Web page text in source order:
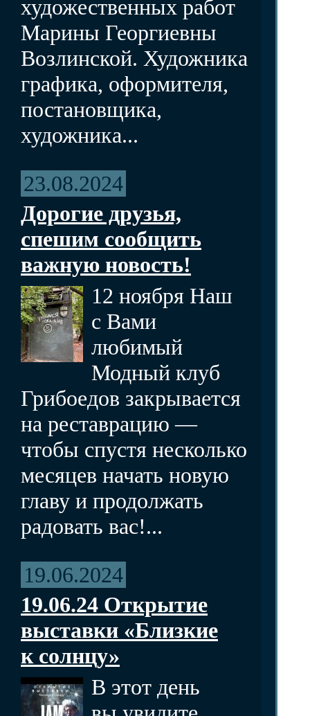
художественных работ
Марины Георгиевны
Возлинской. Художника
графика, оформителя,
постановщика,
художника...
23.08.2024
Дорогие друзья,
спешим сообщить
важную новость!
12 ноября Наш
с Вами
любимый
Модный клуб
Грибоедов закрывается
на реставрацию —
чтобы спустя несколько
месяцев начать новую
главу и продолжать
радовать вас!...
19.06.2024
19.06.24 Открытие
выставки «Близкие
к солнцу»
В этот день